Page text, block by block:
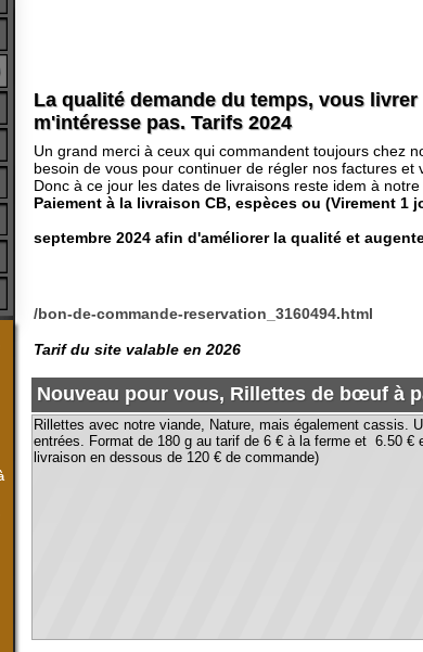
La qualité demande du temps, vous livrer
Un grand merci à ceux qui commandent toujours chez nous en
besoin de vous pour continuer de régler nos factures et vous
Donc à ce jour les dates de livraisons reste idem à notre planning,
Paiement à la livraison CB, espèces ou (Virement 1
Lot légèrement
septembre 2024 afin d'améliorer la qualité et augenter le
/bon-de-commande-reservation_3160494.html
Tarif du site valable en 2026
Nouveau pour vous, Rillettes de bœuf à partir de
Rillettes avec notre viande, Nature, mais également cassis. Un régal pour
livraison en dessous de 120 € de commande)